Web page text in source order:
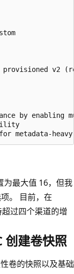
v2
by enabling
最大值 16，但我
。 目前，在
过四个渠道的增
创建卷快照
卷的快照以及基础